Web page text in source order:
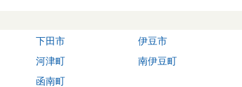
下田市
伊豆市
河津町
南伊豆町
函南町